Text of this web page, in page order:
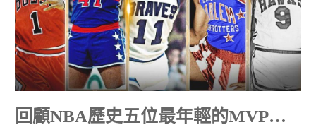
開賽列表
運彩教學專區
回顧NBA歷史五位最年輕的MVP球